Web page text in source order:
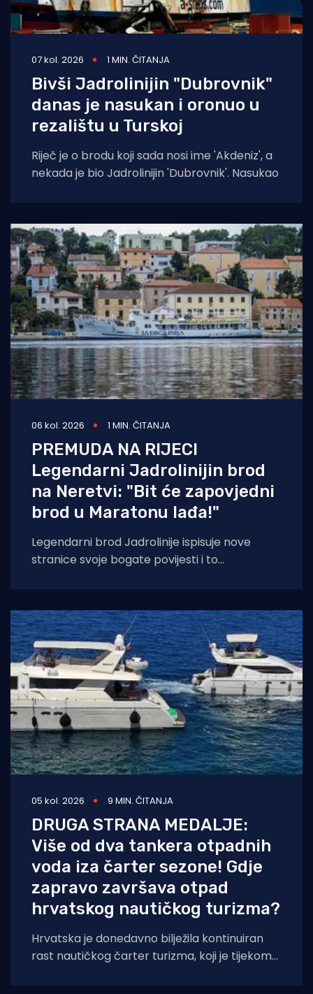
07 kol. 2026 1 MIN. ČITANJA
Bivši Jadrolinijin "Dubrovnik"
danas je nasukan i oronuo u
rezalištu u Turskoj
Riječ je o brodu koji sada nosi ime 'Akdeniz', a
nekada je bio Jadrolinijin 'Dubrovnik'. Nasukao
06 kol. 2026 1 MIN. ČITANJA
PREMUDA NA RIJECI
Legendarni Jadrolinijin brod
na Neretvi: "Bit će zapovjedni
brod u Maratonu lađa!"
Legendarni brod Jadrolinije ispisuje nove
stranice svoje bogate povijesti i to
05 kol. 2026 9 MIN. ČITANJA
DRUGA STRANA MEDALJE:
Više od dva tankera otpadnih
voda iza čarter sezone! Gdje
zapravo završava otpad
hrvatskog nautičkog turizma?
Hrvatska je donedavno bilježila kontinuiran
rast nautičkog čarter turizma, koji je tijekom